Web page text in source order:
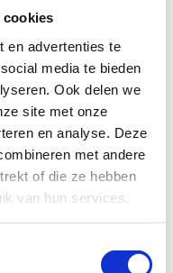
cookies
en advertenties te
media te bieden
Ook delen we
site met onze
en analyse. Deze
met andere
of die ze hebben
van hun services.